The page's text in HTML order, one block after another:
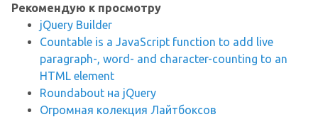
Рекомендую к просмотру
jQuery Builder
Countable is a JavaScript function to add live
paragraph-, word- and character-counting to an
HTML element
Roundabout на jQuery
Огромная колекция Лайтбоксов